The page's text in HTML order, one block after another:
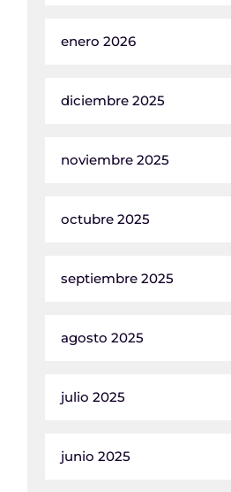
enero 2026
diciembre 2025
noviembre 2025
octubre 2025
septiembre 2025
agosto 2025
julio 2025
junio 2025